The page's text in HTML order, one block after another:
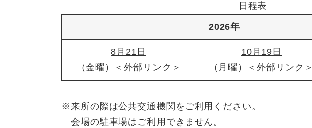
日程表
2026年
8月21日
（金曜）
＜外部リンク＞
10月19日
（月曜）
＜外部リンク＞
※来所の際は公共交通機関をご利用ください。
会場の駐車場はご利用できません。